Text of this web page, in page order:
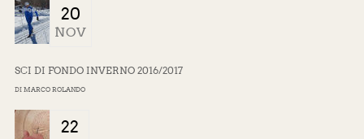
20
NOV
SCI DI FONDO INVERNO 2016/2017
DI MARCO ROLANDO
22